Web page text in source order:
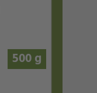
500 g